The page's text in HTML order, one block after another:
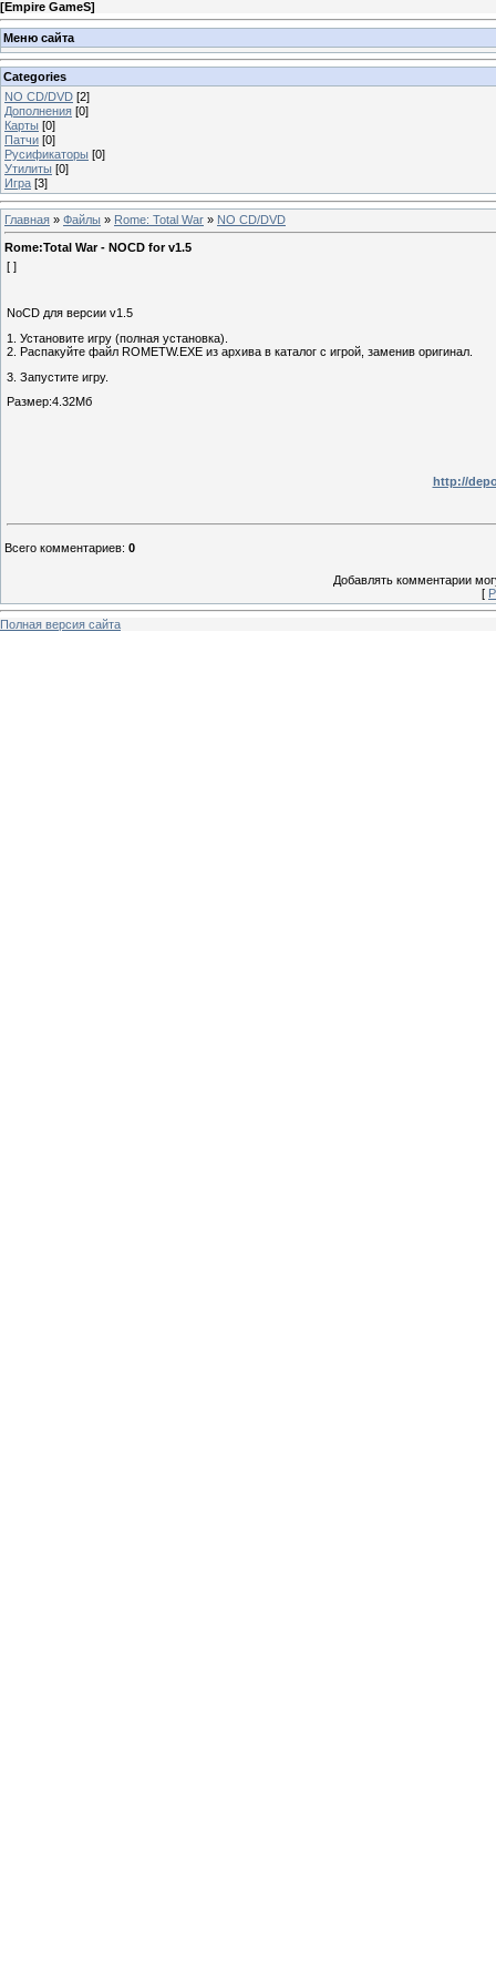
[Empire GameS]
Меню сайта
Categories
NO CD/DVD [2]
Дополнения [0]
Карты [0]
Патчи [0]
Русификаторы [0]
Утилиты [0]
Игра [3]
Главная » Файлы » Rome: Total War » NO CD/DVD
Rome:Total War - NOCD for v1.5
[ ]
NoCD для версии v1.5
1. Установите игру (полная установка).
2. Распакуйте файл ROMETW.EXE из архива в каталог с игрой, заменив оригинал.
3. Запустите игру.
Размер:4.32Мб
http://
Всего комментариев: 0
Добавлять комментарии
[
Полная версия сайта